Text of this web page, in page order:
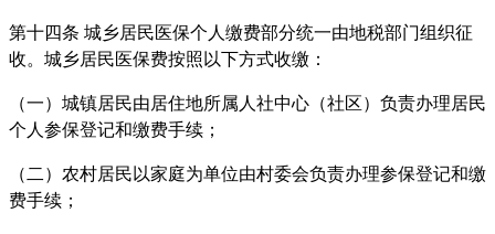
第十四条 城乡居民医保个人缴费部分统一由地税部门组织征
收。城乡居民医保费按照以下方式收缴：
（一）城镇居民由居住地所属人社中心（社区）负责办理居民
个人参保登记和缴费手续；
（二）农村居民以家庭为单位由村委会负责办理参保登记和缴
费手续；